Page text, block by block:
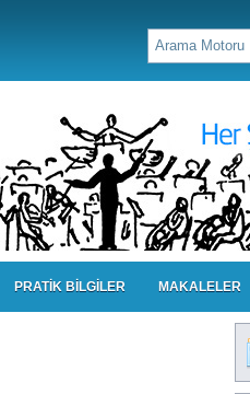
PRATİK BİLGİLER MAKALELER